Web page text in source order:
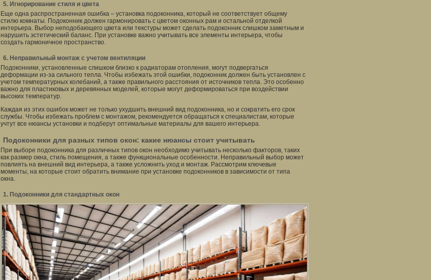
5. Игнорирование стиля и цвета
Еще одна распространенная ошибка – установка подоконника, который не соответствует общему
стилю комнаты. Подоконник должен гармонировать с цветом оконных рам и остальной отделкой
интерьера. Выбор неподобающего цвета или текстуры может сделать подоконник слишком заметным и
нарушить эстетический баланс. При установке важно учитывать все элементы интерьера, чтобы
создать гармоничное пространство.
6. Неправильный монтаж с учетом вентиляции
Подоконники, установленные слишком близко к радиаторам отопления, могут подвергаться
деформации из-за сильного тепла. Чтобы избежать этой ошибки, подоконник должен быть установлен с
учетом температурных колебаний, а также правильного расстояния от источников тепла. Это особенно
важно для пластиковых и деревянных моделей, которые могут деформироваться при воздействии
высоких температур.
Каждая из этих ошибок может не только ухудшить внешний вид подоконника, но и сократить его срок
службы. Чтобы избежать проблем с монтажом, рекомендуется обращаться к специалистам, которые
учтут все нюансы установки и подберут оптимальные материалы для вашего интерьера.
Подоконники для разных типов окон: какие нюансы стоит учитывать
При выборе подоконника для различных типов окон необходимо учитывать несколько факторов, таких
как размер окна, стиль помещения, а также функциональные особенности. Неправильный выбор может
повлиять на внешний вид интерьера, а также усложнить уход и монтаж. Рассмотрим ключевые
моменты, на которые стоит обратить внимание при установке подоконников в зависимости от типа
окна.
1. Подоконники для стандартных окон